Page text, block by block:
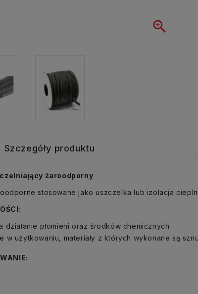

Szczegóły produktu
żaroodporny
stosowane jako uszczelka lub izolacja
działanie płomieni oraz środków chemicznych
w użytkowaniu, materiały z których wykonane są